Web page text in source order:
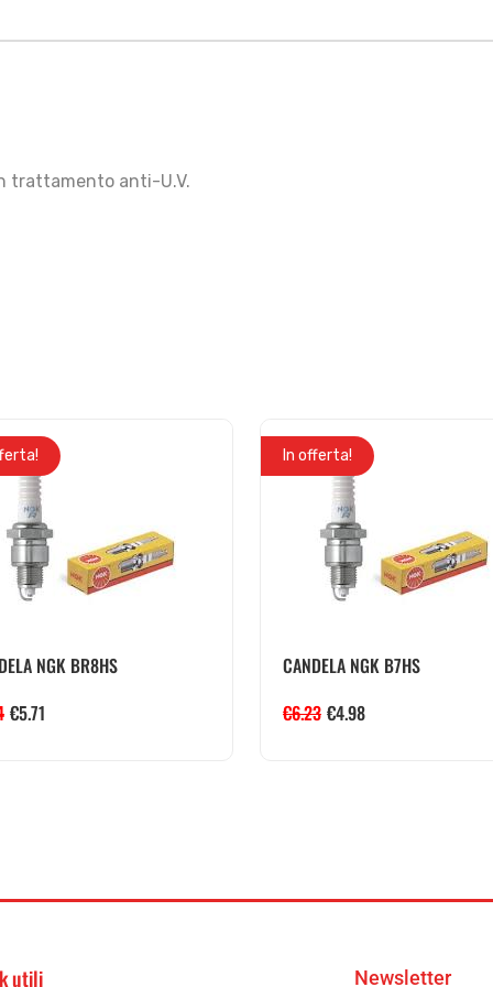
trattamento anti-U.V.
NGK BR8HS
€5.71
In offerta!
CANDELA NGK B7HS
€6.23 €4.98
utili Newsletter